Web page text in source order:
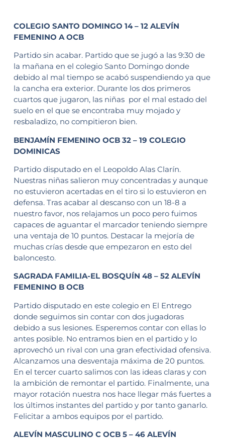
COLEGIO SANTO DOMINGO 14 – 12 ALEVÍN
FEMENINO A OCB
Partido sin acabar. Partido que se jugó a las 9:30 de
la mañana en el colegio Santo Domingo donde
debido al mal tiempo se acabó suspendiendo ya que
la cancha era exterior. Durante los dos primeros
cuartos que jugaron, las niñas por el mal estado del
suelo en el que se encontraba muy mojado y
resbaladizo, no compitieron bien.
BENJAMÍN FEMENINO OCB 32 – 19 COLEGIO
DOMINICAS
Partido disputado en el Leopoldo Alas Clarín.
Nuestras niñas salieron muy concentradas y aunque
no estuvieron acertadas en el tiro si lo estuvieron en
defensa. Tras acabar al descanso con un 18-8 a
nuestro favor, nos relajamos un poco pero fuimos
capaces de aguantar el marcador teniendo siempre
una ventaja de 10 puntos. Destacar la mejoría de
muchas crías desde que empezaron en esto del
baloncesto.
SAGRADA FAMILIA-EL BOSQUÍN 48 – 52 ALEVÍN
FEMENINO B OCB
Partido disputado en este colegio en El Entrego
donde seguimos sin contar con dos jugadoras
debido a sus lesiones. Esperemos contar con ellas lo
antes posible. No entramos bien en el partido y lo
aprovechó un rival con una gran efectividad ofensiva.
Alcanzamos una desventaja máxima de 20 puntos.
En el tercer cuarto salimos con las ideas claras y con
la ambición de remontar el partido. Finalmente, una
mayor rotación nuestra nos hace llegar más fuertes a
los últimos instantes del partido y por tanto ganarlo.
Felicitar a ambos equipos por el partido.
ALEVÍN MASCULINO C OCB 5 – 46 ALEVÍN